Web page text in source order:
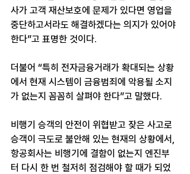
사가 고객 재산보호에 문제가 있다면 영업을
중단하고서라도 해결하겠다는 의지가 있어야
한다”고 표명한 것이다.
더불어 “특히 전자금융거래가 확대되는 상황
에서 현재 시스템이 금융범죄에 악용될 소지
가 없는지 꼼꼼히 살펴야 한다”고 말했다.
비행기 승객의 안전이 위협받고 잦은 사고로
승객이 극도로 불안해 있는 현재의 상황에서,
항공회사는 비행기에 결함이 없는지 엔진부
터 다시 한 번 철저히 점검해야 할 때가 되었